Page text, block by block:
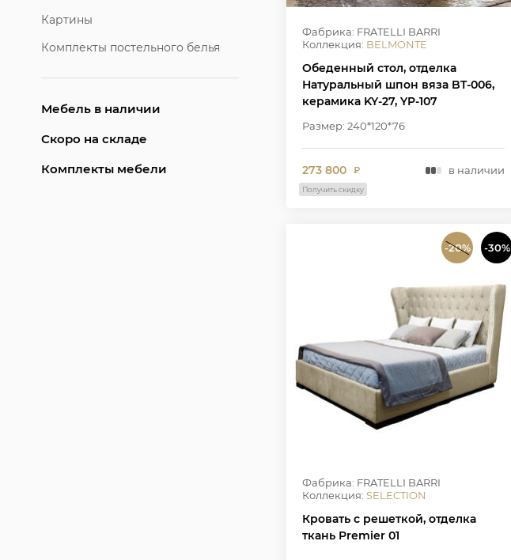
Картины
Комплекты постельного белья
Мебель в наличии
Скоро на складе
Комплекты мебели
Фабрика: FRATELLI BARRI
Коллекция: BELMONTE
Обеденный стол, отделка
Натуральный шпон вяза BT-006,
керамика KY-27, YP-107
Размер: 240*120*76
273 800 ₽ в наличии
Получить скидку
-20% -30%
Фабрика: FRATELLI BARRI
Коллекция: SELECTION
Кровать с решеткой, отделка
ткань Premier 01